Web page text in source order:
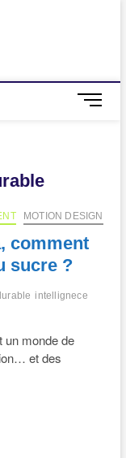
points M
t
o
MOTION DESIGN
comment
sucre ?
intellignece
un monde de
et des